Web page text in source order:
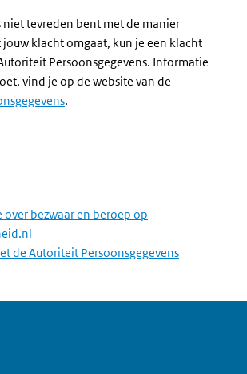
niet tevreden bent met de manier
jouw klacht omgaat, kun je een klacht
Persoonsgegevens. Informatie
vind je op de website van de
.
bezwaar en beroep op
de Autoriteit Persoonsgegevens